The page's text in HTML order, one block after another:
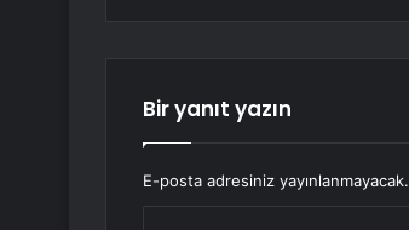
Bir yanıt yazın
E-posta adresiniz yayınlanmayacak.